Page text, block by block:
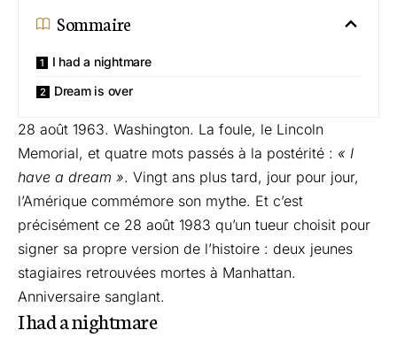
Sommaire
I had a nightmare
Dream is over
28 août 1963. Washington. La foule, le Lincoln
Memorial, et quatre mots passés à la postérité : « I
have a dream ». Vingt ans plus tard, jour pour jour,
l’Amérique commémore son mythe. Et c’est
précisément ce 28 août 1983 qu’un tueur choisit pour
signer sa propre version de l’histoire : deux jeunes
stagiaires retrouvées mortes à Manhattan.
Anniversaire sanglant.
I had a nightmare